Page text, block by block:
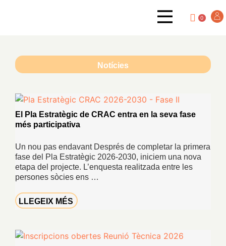
0
Notícies
El Pla Estratègic de CRAC entra en la seva fase
més participativa
Un nou pas endavant Després de completar la primera
fase del Pla Estratègic 2026-2030, iniciem una nova
etapa del projecte. L’enquesta realitzada entre les
persones sòcies ens …
LLEGEIX MÉS